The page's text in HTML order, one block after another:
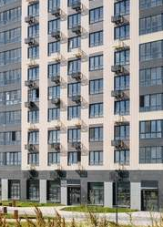
Прямая продажа от
площадью 3.1 кв. м на -
Дополнительная
недвижимости: для
скидка до 2% в
последующую покупку
321 (+)
Навигация
Характеристики
О помещении
Где находится
Контакты
Другие